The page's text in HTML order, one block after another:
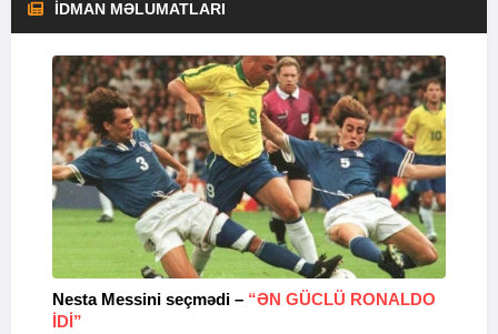
İDMAN MƏLUMATLARI
Nesta Messini seçmədi – “ƏN GÜCLÜ RONALDO
IDI”